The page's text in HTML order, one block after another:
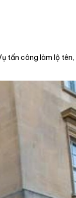
tấn công làm lộ tên,